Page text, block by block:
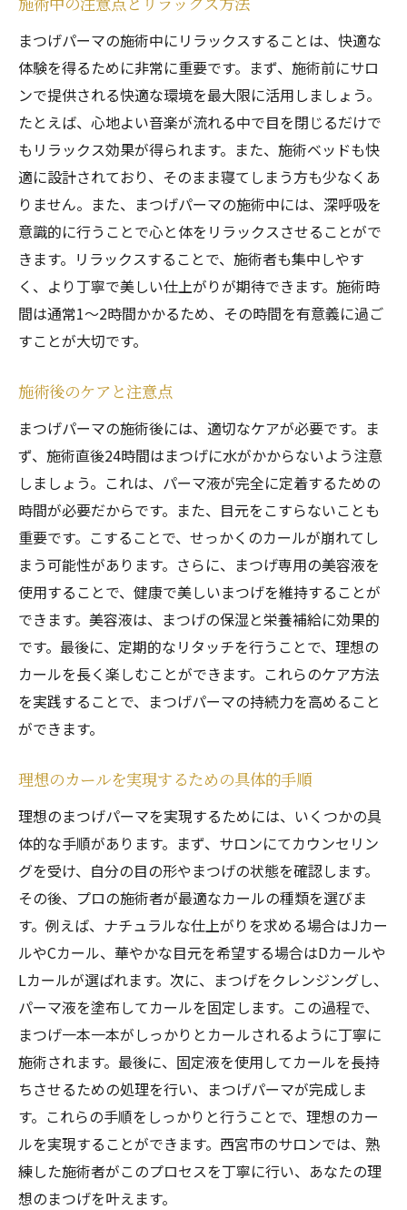
施術中の注意点とリラックス方法
まつげパーマの施術中にリラックスすることは、快適な
体験を得るために非常に重要です。まず、施術前にサロ
ンで提供される快適な環境を最大限に活用しましょう。
たとえば、心地よい音楽が流れる中で目を閉じるだけで
もリラックス効果が得られます。また、施術ベッドも快
適に設計されており、そのまま寝てしまう方も少なくあ
りません。また、まつげパーマの施術中には、深呼吸を
意識的に行うことで心と体をリラックスさせることがで
きます。リラックスすることで、施術者も集中しやす
く、より丁寧で美しい仕上がりが期待できます。施術時
間は通常1～2時間かかるため、その時間を有意義に過ご
すことが大切です。
施術後のケアと注意点
まつげパーマの施術後には、適切なケアが必要です。ま
ず、施術直後24時間はまつげに水がかからないよう注意
しましょう。これは、パーマ液が完全に定着するための
時間が必要だからです。また、目元をこすらないことも
重要です。こすることで、せっかくのカールが崩れてし
まう可能性があります。さらに、まつげ専用の美容液を
使用することで、健康で美しいまつげを維持することが
できます。美容液は、まつげの保湿と栄養補給に効果的
です。最後に、定期的なリタッチを行うことで、理想の
カールを長く楽しむことができます。これらのケア方法
を実践することで、まつげパーマの持続力を高めること
ができます。
理想のカールを実現するための具体的手順
理想のまつげパーマを実現するためには、いくつかの具
体的な手順があります。まず、サロンにてカウンセリン
グを受け、自分の目の形やまつげの状態を確認します。
その後、プロの施術者が最適なカールの種類を選びま
す。例えば、ナチュラルな仕上がりを求める場合はJカー
ルやCカール、華やかな目元を希望する場合はDカールや
Lカールが選ばれます。次に、まつげをクレンジングし、
パーマ液を塗布してカールを固定します。この過程で、
まつげ一本一本がしっかりとカールされるように丁寧に
施術されます。最後に、固定液を使用してカールを長持
ちさせるための処理を行い、まつげパーマが完成しま
す。これらの手順をしっかりと行うことで、理想のカー
ルを実現することができます。西宮市のサロンでは、熟
練した施術者がこのプロセスを丁寧に行い、あなたの理
想のまつげを叶えます。